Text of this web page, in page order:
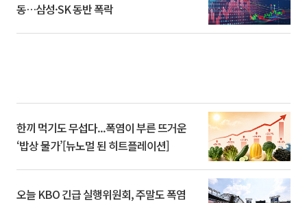
동…삼성·SK 동반 폭락
한끼 먹기도 무섭다...폭염이 부른 뜨거운
‘밥상 물가’[뉴노멀 된 히트플레이션]
오늘 KBO 긴급 실행위원회, 주말도 폭염